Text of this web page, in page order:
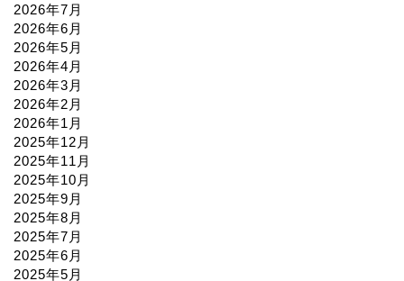
2026年7月
2026年6月
2026年5月
2026年4月
2026年3月
2026年2月
2026年1月
2025年12月
2025年11月
2025年10月
2025年9月
2025年8月
2025年7月
2025年6月
2025年5月